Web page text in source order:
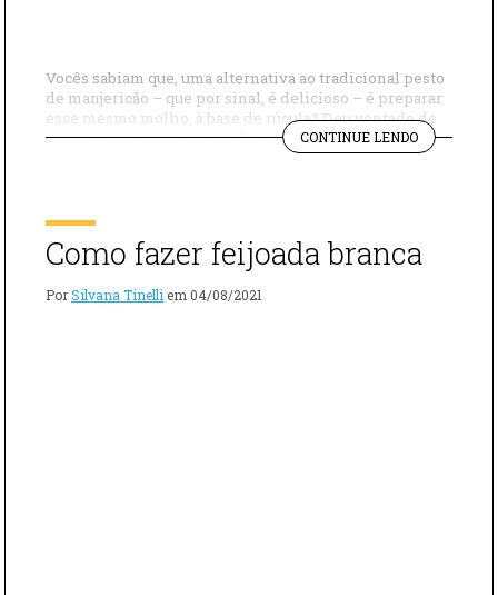
Vocês sabiam que, uma alternativa ao tradicional pesto
de manjericão – que por sinal, é delicioso – é preparar
esse mesmo molho, à base de rúcula? Deu vontade de
váriar a receita? Então confira tudo aqui nesse vídeo!
INGREDIENTES: 500g de Rigatoni 1 maço Rúcula Pinoli
CONTINUE LENDO"COMO
FAZER
RÚCULA"
Como fazer feijoada branca
PorSilvana Tinelli em 04/08/2021